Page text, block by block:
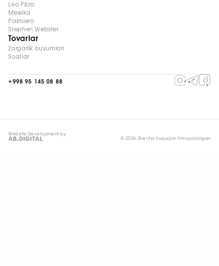
Leo Pizzo
Messika
Palmiero
Stephen Webster
Tovarlar
Zargarlik buyumlari
Soatlar
+998 95 145 08 88
Website Development by
© 2026, Barcha huquqlar himoyalangan